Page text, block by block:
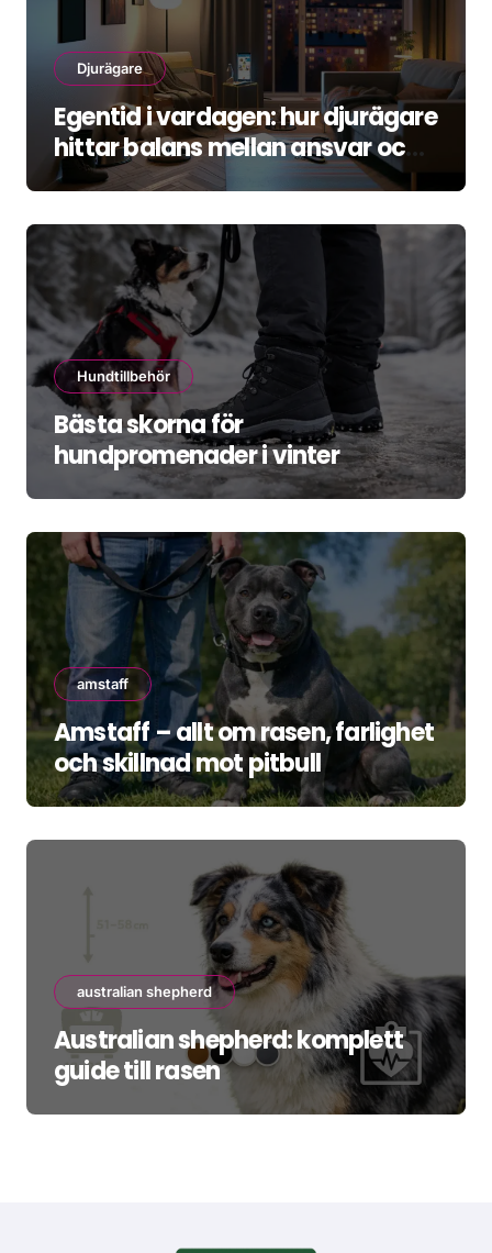
Djurägare
Egentid i vardagen: hur djurägare
hittar balans mellan ansvar och
återhämtning
Hundtillbehör
Bästa skorna för
hundpromenader i vinter
amstaff
Amstaff – allt om rasen, farlighet
och skillnad mot pitbull
australian shepherd
Australian shepherd: komplett
guide till rasen